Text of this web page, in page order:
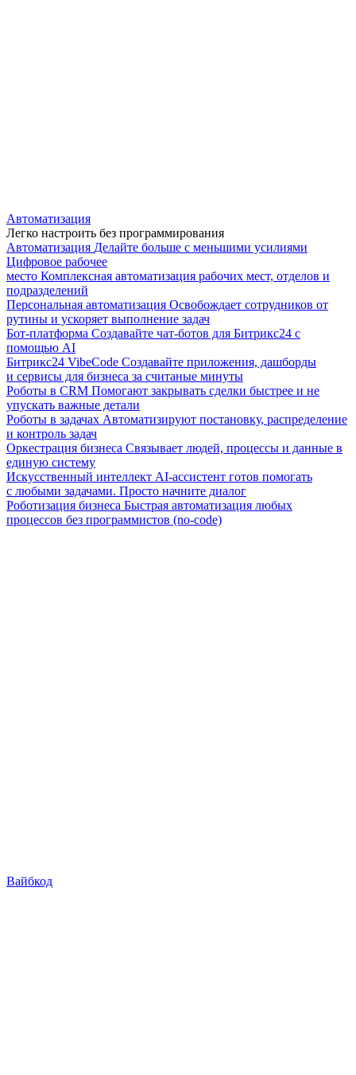
Автоматизация
Легко настроить без программирования
Автоматизация Делайте больше с меньшими усилиями
Цифровое рабочее
место Комплексная автоматизация рабочих мест, отделов и
подразделений
Персональная автоматизация Освобождает сотрудников от
рутины и ускоряет выполнение задач
Бот-платформа Создавайте чат-ботов для Битрикс24 с
помощью AI
Битрикс24 VibeCode Создавайте приложения, дашборды
и сервисы для бизнеса за считаные минуты
Роботы в CRM Помогают закрывать сделки быстрее и не
упускать важные детали
Роботы в задачах Автоматизируют постановку, распределение
и контроль задач
Оркестрация бизнеса Связывает людей, процессы и данные в
единую систему
Искусственный интеллект AI-ассистент готов помогать
с любыми задачами. Просто начните диалог
Роботизация бизнеса Быстрая автоматизация любых
процессов без программистов (no-code)
Вайбкод